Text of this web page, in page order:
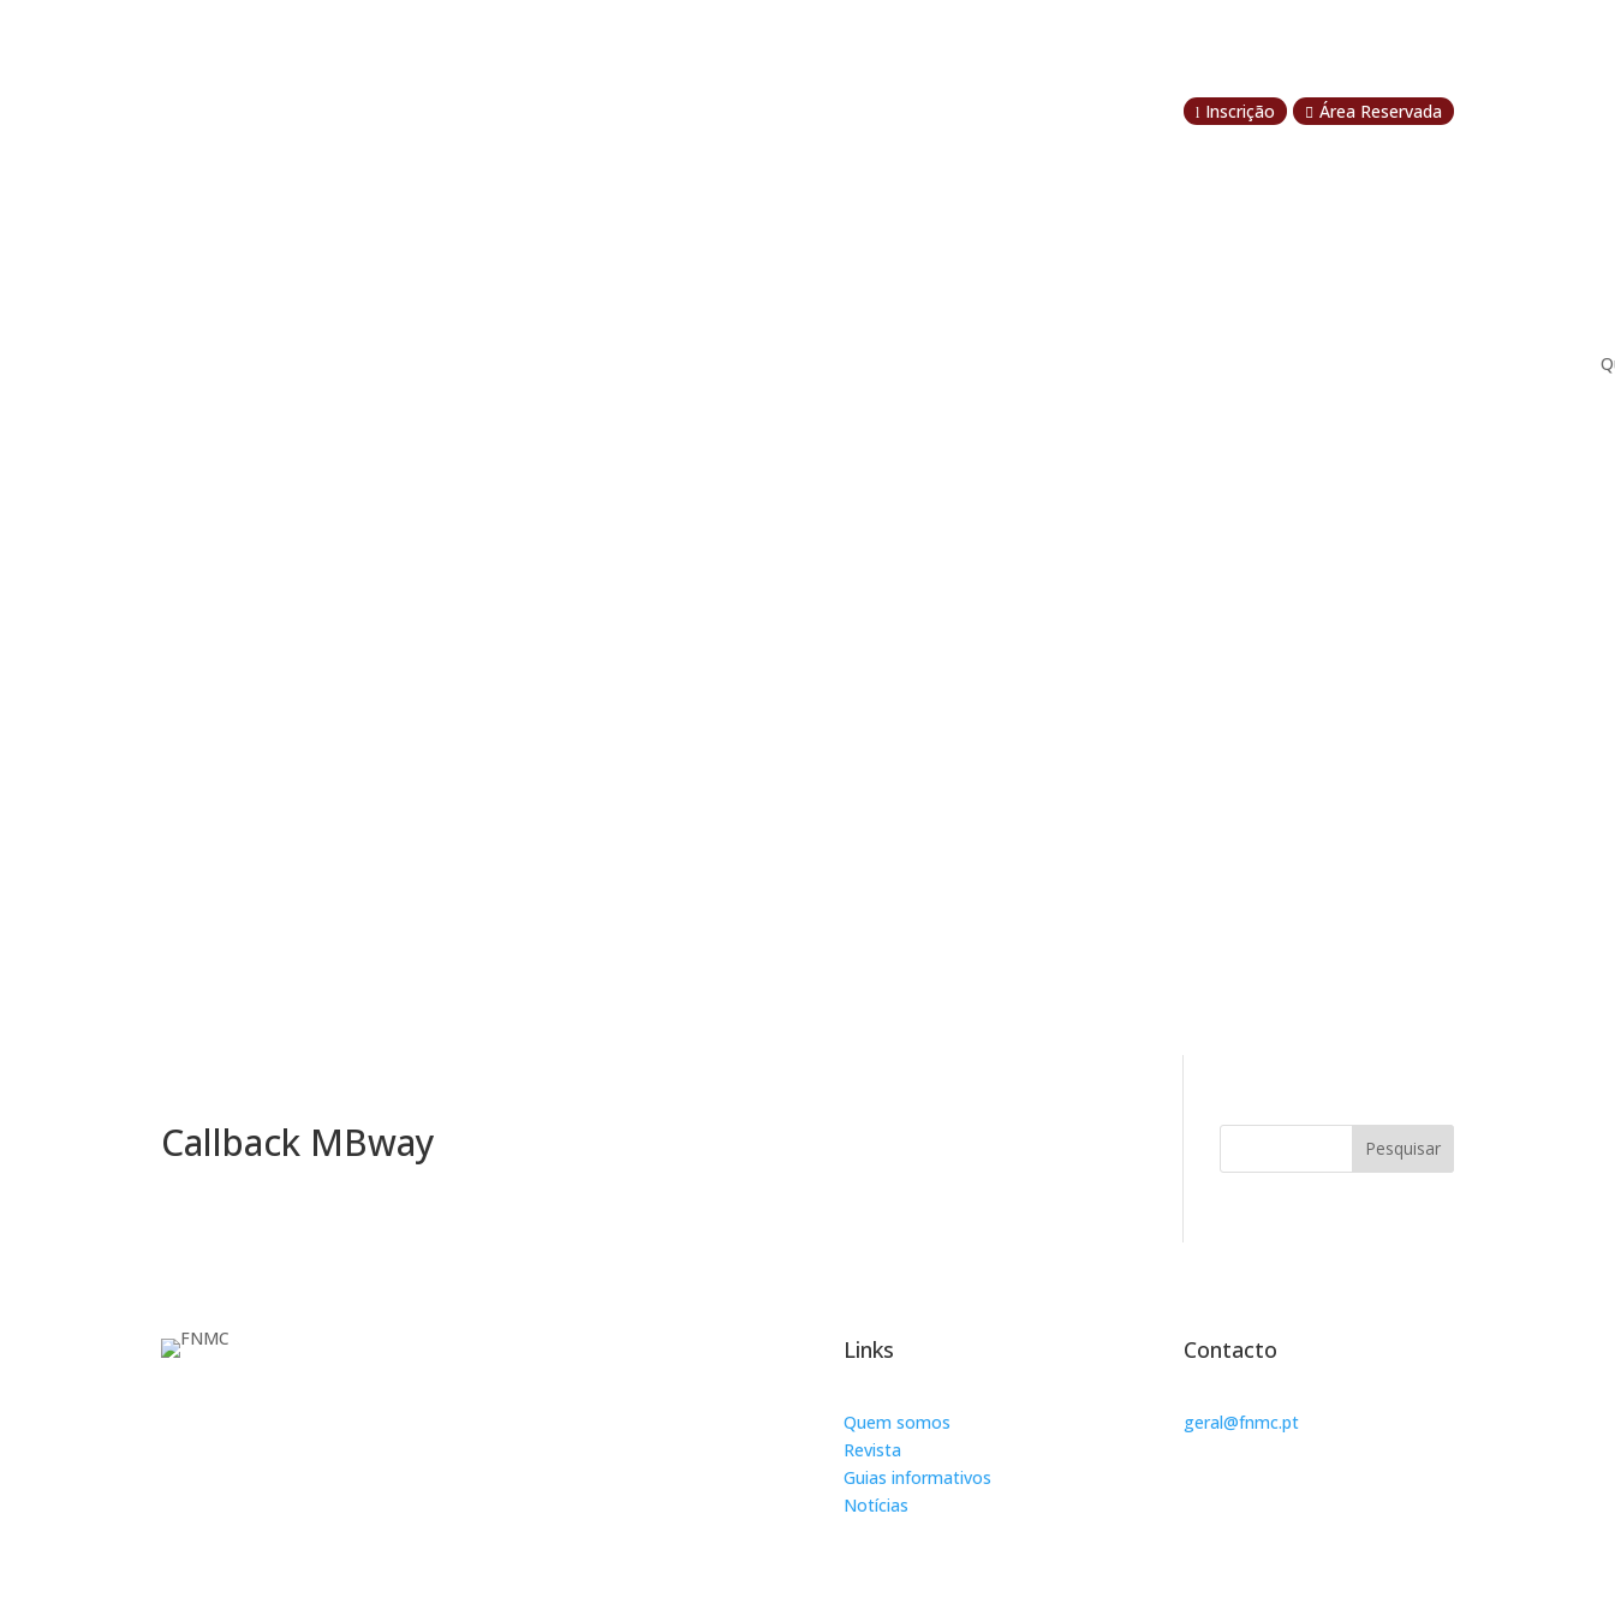
l Inscrição  Área Reservada
Callback MBway Pesquisar
Links
Quem somos
Revista
Guias informativos
Notícias
Contacto
geral@fnmc.pt